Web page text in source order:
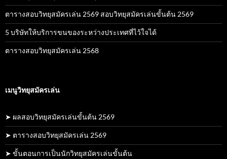
ตารางสอบวิทยุสมัครเล่น 2569 สอบวิทยุสมัครเล่นขั้นต้น 2569
5 บริษัทให้บริการขนของระหว่างประเทศที่ไว้ใจได้
ตารางสอบวิทยุสมัครเล่น 2568
เมนูวิทยุสมัครเล่น
➤ ผลสอบวิทยุสมัครเล่นขั้นต้น 2569
➤ ตารางสอบวิทยุสมัครเล่น 2569
➤ ขั้นตอนการเป็นนักวิทยุสมัครเล่นขั้นต้น